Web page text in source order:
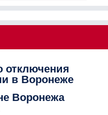
отключения
в Воронеже
Воронежа